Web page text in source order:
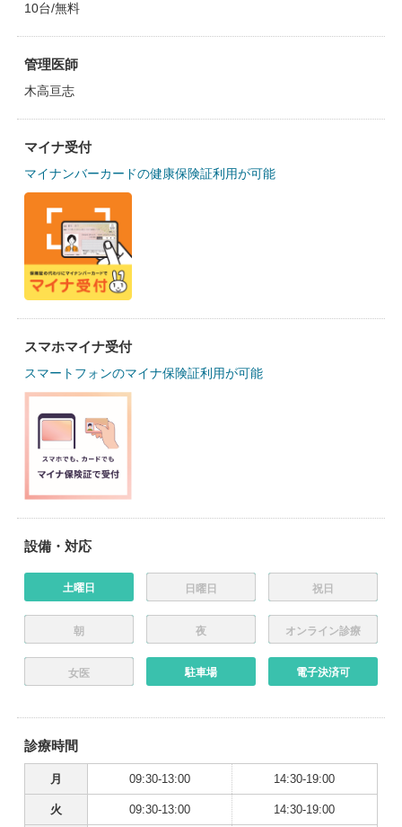
10台/無料
管理医師
木高亘志
マイナ受付
マイナンバーカードの健康保険証利用が可能
スマホマイナ受付
スマートフォンのマイナ保険証利用が可能
設備・対応
土曜日 日曜日 祝日
朝 夜 オンライン診療
女医 駐車場 電子決済可
診療時間
月 09:30-13:00 14:30-19:00
火 09:30-13:00 14:30-19:00